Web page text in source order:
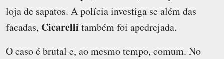
loja de sapatos. A polícia investiga se além das
facadas, Cicarelli também foi apedrejada.
O caso é brutal e, ao mesmo tempo, comum. No